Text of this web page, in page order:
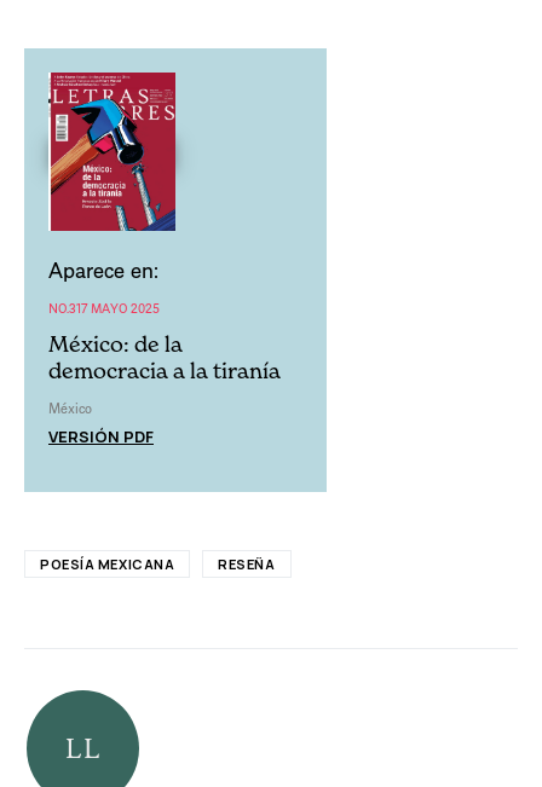
Aparece en:
NO.317 MAYO 2025
México: de la
democracia a la tiranía
México
VERSIÓN PDF
POESÍA MEXICANA RESEÑA